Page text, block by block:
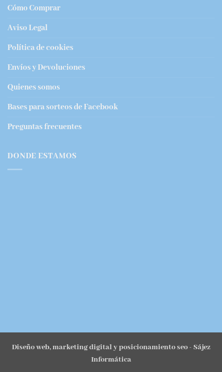
Cómo Comprar
Aviso Legal
Política de cookies
Envíos y Devoluciones
Quienes somos
Bases para sorteos de Facebook
Preguntas frecuentes
DONDE ESTAMOS
Diseño web, marketing digital y posicionamiento seo- Sájez
Informática